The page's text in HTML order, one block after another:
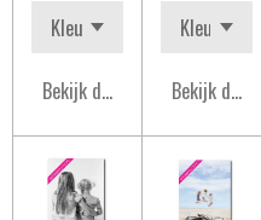
Bekijk details Bekijk details